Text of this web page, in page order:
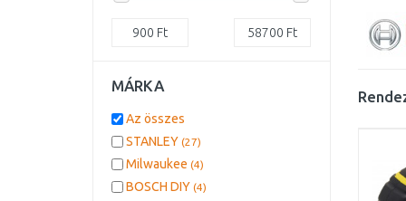
900 Ft 58700 Ft
MÁRKA
Az összes
STANLEY (27)
Milwaukee (4)
BOSCH DIY (4)